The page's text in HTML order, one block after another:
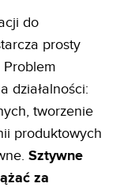
do
prosty
działalności:
tworzenie
produktowych
Sztywne
za